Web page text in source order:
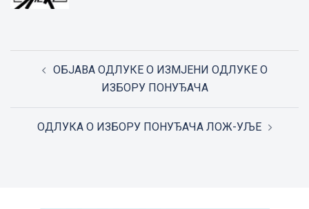
navigationОБЈАВА ОДЛУКЕ О ИЗМЈЕНИ ОДЛУКЕ О
ИЗБОРУ ПОНУЂАЧА
ОДЛУКА О ИЗБОРУ ПОНУЂАЧА ЛОЖ-УЉЕ